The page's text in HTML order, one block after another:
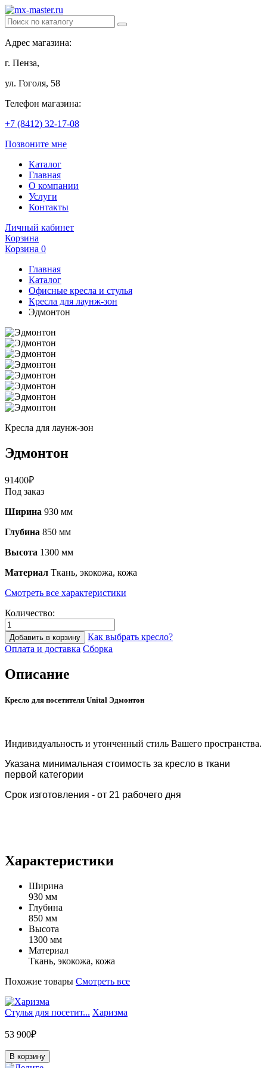
Адрес магазина:
г. Пенза,
ул. Гоголя, 58
Телефон магазина:
+7 (8412) 32-17-08
Позвоните мне
Каталог
Главная
О компании
Услуги
Контакты
Личный кабинет
Корзина
Корзина 0
Главная
Каталог
Офисные кресла и стулья
Кресла для лаунж-зон
Эдмонтон
Кресла для лаунж-зон
Эдмонтон
91400₽
Под заказ
Ширина 930 мм
Глубина 850 мм
Высота 1300 мм
Материал Ткань, экокожа, кожа
Смотреть все характеристики
Количество:
Добавить в корзину
Как выбрать кресло?
Оплата и доставка Сборка
Описание
Кресло для посетителя Unital Эдмонтон
Индивидуальность и утонченный стиль Вашего пространства.
Указана минимальная стоимость за кресло в ткани
первой категории
Срок изготовления - от 21 рабочего дня
Характеристики
Ширина
930 мм
Глубина
850 мм
Высота
1300 мм
Материал
Ткань, экокожа, кожа
Похожие товары Смотреть все
Стулья для посетит... Харизма
53 900₽
В корзину